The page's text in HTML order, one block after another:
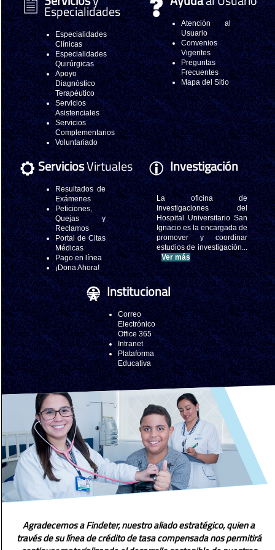
Especialidades
Especialidades
Clínicas
Especialidades
Quirúrgicas
Apoyo
Diagnóstico
Terapéutico
Servicios
Asistenciales
Servicios
Complementarios
Voluntariado
Atención al
Usuario
Convenios
Vigentes
Preguntas
Frecuentes
Mapa del Sitio
ServiciosVirtuales
Resultados de
Exámenes
Peticiones,
Quejas y
Reclamos
Portal de Citas
Médicas
Pago en línea
¡Dona Ahora!
Investigación
La oficina de
Investigaciones del
Hospital Universitario San
Ignacio es la encargada de
promover y coordinar
estudios de investigación...
Ver más
Institucional
Correo
Electrónico
Office 365
Intranet
Plataforma
Educativa
Agradecemos a Findeter, nuestro aliado estratégico, quien a
través de su línea de crédito de tasa compensada nos permitirá